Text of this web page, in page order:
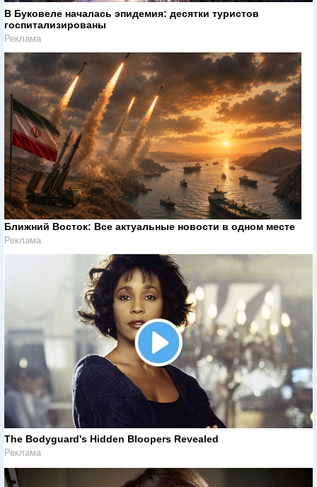
В Буковеле началась эпидемия: десятки туристов
госпитализированы
Реклама
Ближний Восток: Все актуальные новости в одном месте
Реклама
The Bodyguard's Hidden Bloopers Revealed
Реклама